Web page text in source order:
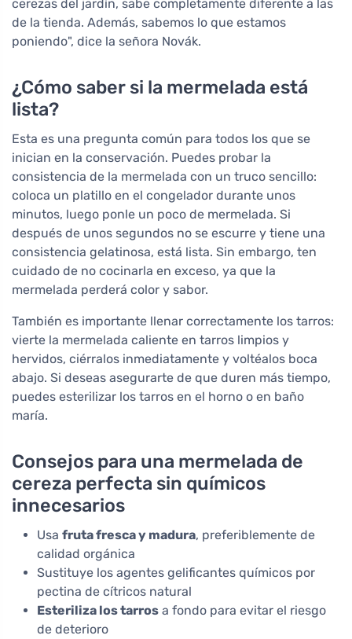
cerezas del jardín, sabe completamente diferente a las
de la tienda. Además, sabemos lo que estamos
poniendo", dice la señora Novák.
¿Cómo saber si la mermelada está
lista?
Esta es una pregunta común para todos los que se
inician en la conservación. Puedes probar la
consistencia de la mermelada con un truco sencillo:
coloca un platillo en el congelador durante unos
minutos, luego ponle un poco de mermelada. Si
después de unos segundos no se escurre y tiene una
consistencia gelatinosa, está lista. Sin embargo, ten
cuidado de no cocinarla en exceso, ya que la
mermelada perderá color y sabor.
También es importante llenar correctamente los tarros:
vierte la mermelada caliente en tarros limpios y
hervidos, ciérralos inmediatamente y voltéalos boca
abajo. Si deseas asegurarte de que duren más tiempo,
puedes esterilizar los tarros en el horno o en baño
maría.
Consejos para una mermelada de
cereza perfecta sin químicos
innecesarios
Usa fruta fresca y madura, preferiblemente de
calidad orgánica
Sustituye los agentes gelificantes químicos por
pectina de cítricos natural
Esteriliza los tarros a fondo para evitar el riesgo
de deterioro